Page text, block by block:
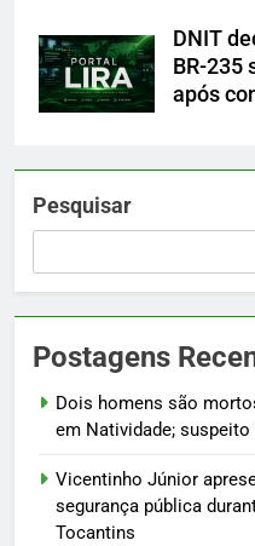
DNIT
BR-235
após
Pesquisar
Postagens
Dois homens são
em Natividade; suspeito
Vicentinho Júnior
segurança pública
Tocantins